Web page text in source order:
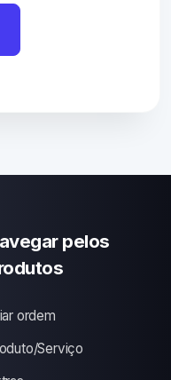
pelos
ordem
Serviço